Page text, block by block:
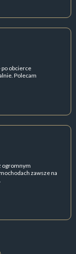
po obcierce
Polecam
ogromnym
zawsze na